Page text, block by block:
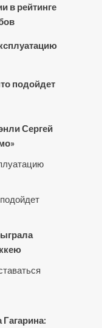
в рейтинге
подойдет
Сергей